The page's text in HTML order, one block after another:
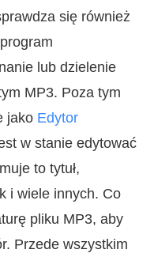
się również
lub dzielenie
MP3. Poza tym
jako Edytor
w stanie edytować
to tytuł,
i wiele innych. Co
pliku MP3, aby
Przede wszystkim